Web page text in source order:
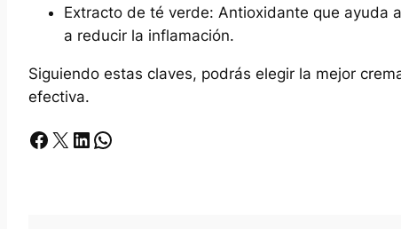
Extracto de té verde: Antioxidante que ayuda
a reducir la inflamación.
Siguiendo estas claves, podrás elegir la mejor
efectiva.
Facebook X LinkedIn Whatsapp